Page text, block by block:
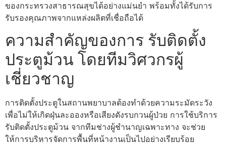
ของกระทรวงสาธารณสุขได้อย่างแม่นยำ พร้อมทั้งได้รับการ
รับรองคุณภาพจากแหล่งผลิตที่เชื่อถือได้
ความสำคัญของการ รับติดตั้ง
ประตูม้วน โดยทีมวิศวกรผู้
เชี่ยวชาญ
การติดตั้งประตูในสถานพยาบาลต้องทำด้วยความระมัดระวัง
เพื่อไม่ให้เกิดฝุ่นละอองหรือเสียงดังรบกวนผู้ป่วย การใช้บริการ
รับติดตั้งประตูม้วน จากทีมช่างผู้ชำนาญเฉพาะทาง จะช่วย
ให้การบริหารจัดการพื้นที่หน้างานเป็นไปอย่างเรียบร้อย